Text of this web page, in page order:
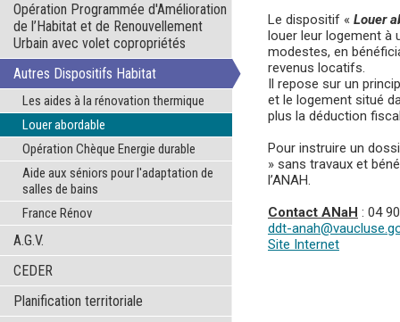
Opération Programmée d'Amélioration
de l’Habitat et de Renouvellement
Urbain avec volet copropriétés
Autres Dispositifs Habitat
Les aides à la rénovation thermique
Louer abordable
Opération Chèque Energie durable
Aide aux séniors pour l'adaptation de
salles de bains
France Rénov
A.G.V.
CEDER
Planification territoriale
Le dispositif « Louer
louer leur logement à
modestes, en
revenus locatifs.
Il repose sur un
et le logement situé
plus la déduction
Pour instruire un
» sans travaux et
l’ANAH.
Contact ANaH : 04
ddt-
Site Internet